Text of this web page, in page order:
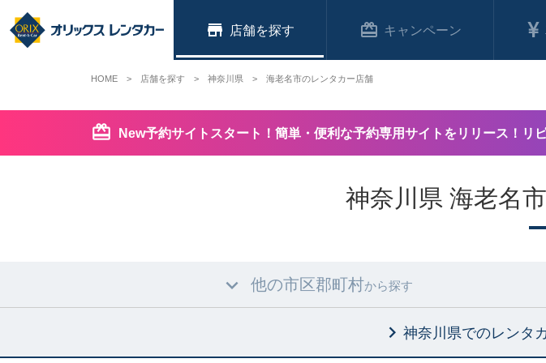
店舗 キャンペーン
New予約サイトスタート！簡単・便利な予約専用サイトをリリース！リ
神奈川県 海老名
他の市区郡町村から探す
神奈川県でのレンタ
HOME 店舗を探す 神奈川県 海老名市のレンタカー店舗